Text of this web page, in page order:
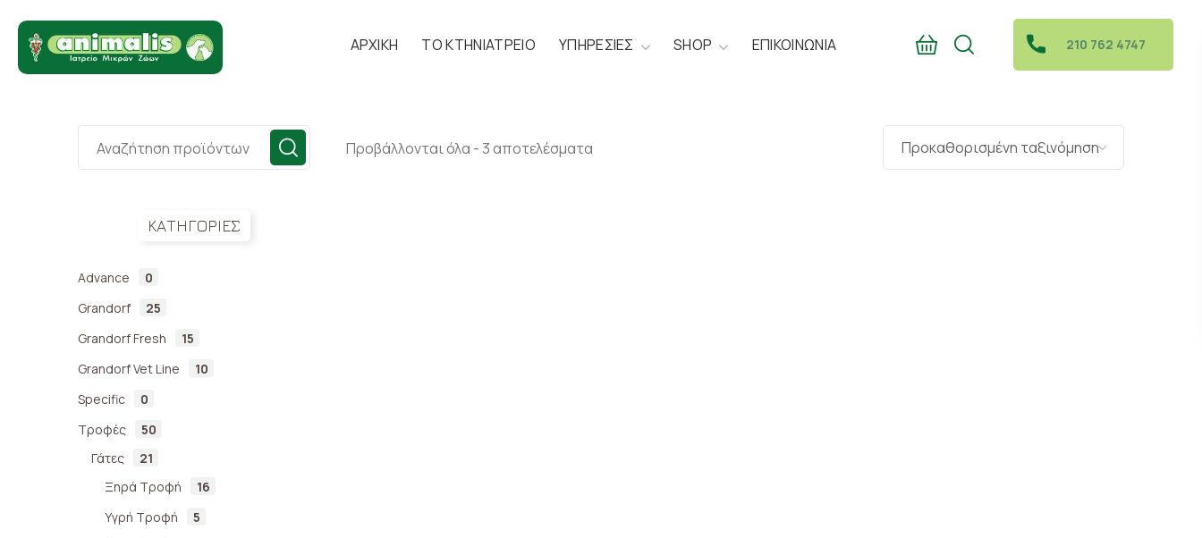
ΑΡΧΙΚΗ ΤΟ ΚΤΗΝΙΑΤΡΕΙΟ ΥΠΗΡΕΣΙΕΣ SHOP ΕΠΙΚΟΙΝΩΝΙΑ 210 762 4747
Προβάλλονται όλα - 3 αποτελέσματα
ΚΑΤΗΓΟΡΙΕΣ
Advance
0
Grandorf
25
Grandorf Fresh
15
Grandorf Vet Line
10
Specific
0
Τροφές
50
Γάτες
21
Ξηρά Τροφή
16
Υγρή Τροφή
5